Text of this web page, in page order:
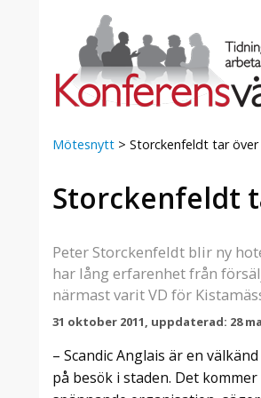
Mötesnytt > Storckenfeldt tar över
Storckenfeldt
Peter Storckenfeldt blir ny
har lång erfarenhet från
närmast varit VD för
31 oktober 2011, uppdaterad: 28
– Scandic Anglais är en
på besök i staden. Det
av att
här är
Erbjudande från
Välkommen att fira
2026 hos oss.
november och 19
förvandlar vi våra
hantverk, tradi ...